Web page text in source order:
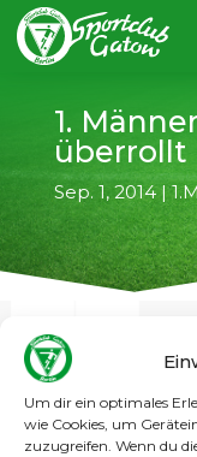
Um dir ein optimales
wie Cookies, um
zuzugreifen. Wenn du
1.
überrollt
Sep. 1, 2014|
← vorheriger